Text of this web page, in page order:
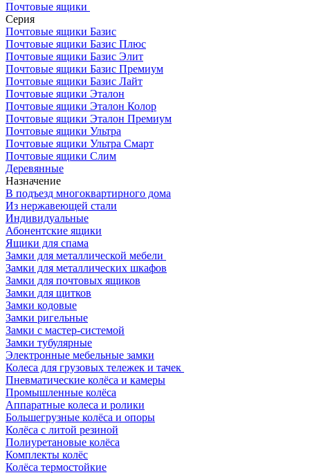
Почтовые ящики
Серия
Почтовые ящики Базис
Почтовые ящики Базис Плюс
Почтовые ящики Базис Элит
Почтовые ящики Базис Премиум
Почтовые ящики Базис Лайт
Почтовые ящики Эталон
Почтовые ящики Эталон Колор
Почтовые ящики Эталон Премиум
Почтовые ящики Ультра
Почтовые ящики Ультра Смарт
Почтовые ящики Слим
Деревянные
Назначение
В подъезд многоквартирного дома
Из нержавеющей стали
Индивидуальные
Абонентские ящики
Ящики для спама
Замки для металлической мебели
Замки для металлических шкафов
Замки для почтовых ящиков
Замки для щитков
Замки кодовые
Замки ригельные
Замки с мастер-системой
Замки тубулярные
Электронные мебельные замки
Колеса для грузовых тележек и тачек
Пневматические колёса и камеры
Промышленные колёса
Аппаратные колеса и ролики
Большегрузные колёса и опоры
Колёса с литой резиной
Полиуретановые колёса
Комплекты колёс
Колёса термостойкие